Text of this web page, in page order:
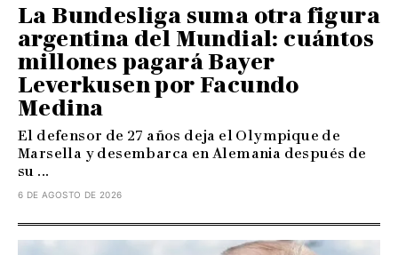
La Bundesliga suma otra figura
argentina del Mundial: cuántos
millones pagará Bayer
Leverkusen por Facundo
Medina
El defensor de 27 años deja el Olympique de
Marsella y desembarca en Alemania después de
su ...
6 DE AGOSTO DE 2026